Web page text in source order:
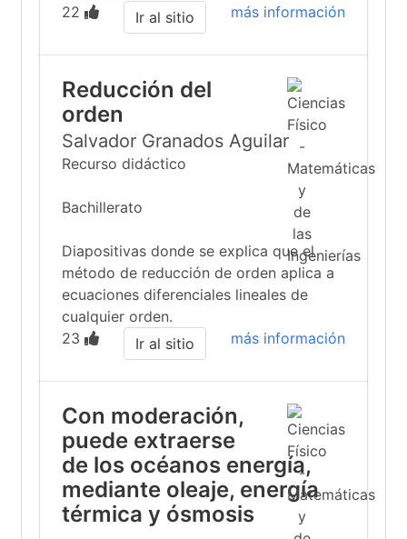
22
más información
Ir al sitio
Reducción del
orden
Salvador Granados Aguilar
Recurso didáctico
Bachillerato
Diapositivas donde se explica que el
método de reducción de orden aplica a
ecuaciones diferenciales lineales de
cualquier orden.
23
más información
Ir al sitio
Con moderación,
puede extraerse
de los océanos energía,
mediante oleaje, energía
térmica y ósmosis